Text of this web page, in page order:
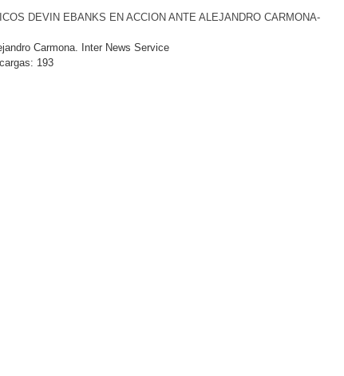
DEVIN EBANKS EN ACCION ANTE ALEJANDRO CARMONA-
Carmona. Inter News Service
193